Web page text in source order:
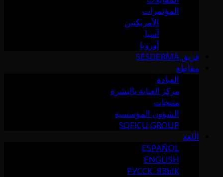
المؤتمرات
الأمريكتين
آسيا
أوروبا
فريق SESDERMA
مقاطع
العيادة
مركز العناية بالبشرة
منتجات
الشؤون المؤسسية
SOFICU GROUP
اللغة
ESPAÑOL
ENGLISH
РУССК. ЯЗЫК